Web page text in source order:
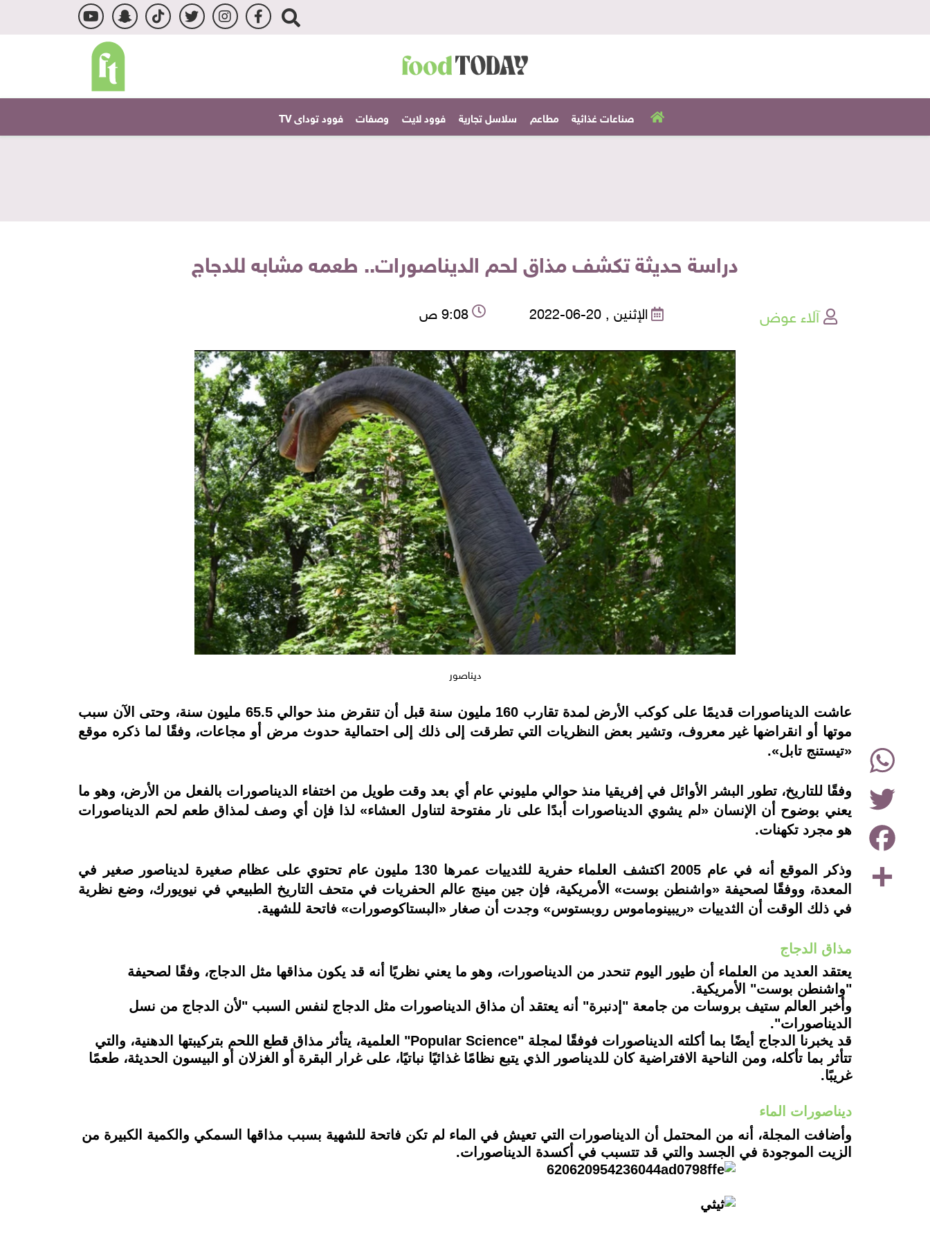
صناعات غذائية مطاعم سلاسل تجارية فوود لايت وصفات فوود توداى TV
دراسة حديثة تكشف مذاق لحم الديناصورات.. طعمه مشابه للدجاج
آلاء عوض الإثنين , 20-06-2022 9:08 ص
ديناصور
Share
Facebook
Twitter
WhatsApp
instagram
عاشت الديناصورات قديمًا على كوكب الأرض لمدة تقارب 160 مليون سنة قبل أن تنقرض منذ حوالي 65.5 مليون سنة، وحتى الآن سبب
موتها أو انقراضها غير معروف، وتشير بعض النظريات التي تطرقت إلى ذلك إلى احتمالية حدوث مرض أو مجاعات، وفقًا لما ذكره موقع
«تيستنج تابل».
وفقًا للتاريخ، تطور البشر الأوائل في إفريقيا منذ حوالي مليوني عام أي بعد وقت طويل من اختفاء الديناصورات بالفعل من الأرض، وهو ما
يعني بوضوح أن الإنسان «لم يشوي الديناصورات أبدًا على نار مفتوحة لتناول العشاء» لذا فإن أي وصف لمذاق طعم لحم الديناصورات
هو مجرد تكهنات.
وذكر الموقع أنه في عام 2005 اكتشف العلماء حفرية للثدييات عمرها 130 مليون عام تحتوي على عظام صغيرة لديناصور صغير في
المعدة، ووفقًا لصحيفة «واشنطن بوست» الأمريكية، فإن جين مينج عالم الحفريات في متحف التاريخ الطبيعي في نيويورك، وضع نظرية
في ذلك الوقت أن الثدييات «ريبينوماموس روبستوس» وجدت أن صغار «البستاكوصورات» فاتحة للشهية.
مذاق الدجاج
يعتقد العديد من العلماء أن طيور اليوم تنحدر من الديناصورات، وهو ما يعني نظريًا أنه قد يكون مذاقها مثل الدجاج، وفقًا لصحيفة
"واشنطن بوست" الأمريكية.
وأخبر العالم ستيف بروسات من جامعة "إدنبرة" أنه يعتقد أن مذاق الديناصورات مثل الدجاج لنفس السبب "لأن الدجاج من نسل
الديناصورات".
قد يخبرنا الدجاج أيضًا بما أكلته الديناصورات فوفقًا لمجلة "Popular Science" العلمية، يتأثر مذاق قطع اللحم بتركيبتها الدهنية، والتي
تتأثر بما تأكله، ومن الناحية الافتراضية كان للديناصور الذي يتبع نظامًا غذائيًا نباتيًا، على غرار البقرة أو الغزلان أو البيسون الحديثة، طعمًا
غريبًا.
ديناصورات الماء
وأضافت المجلة، أنه من المحتمل أن الديناصورات التي تعيش في الماء لم تكن فاتحة للشهية بسبب مذاقها السمكي والكمية الكبيرة من
الزيت الموجودة في الجسد والتي قد تتسبب في أكسدة الديناصورات.